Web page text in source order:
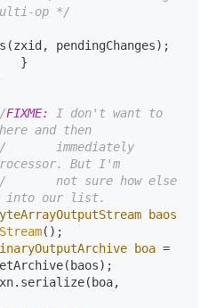
op */
pendingChanges);
FIXME:
I don't want to
and then
immediately
But I'm
not sure how else
into our list.
baos
();
boa =